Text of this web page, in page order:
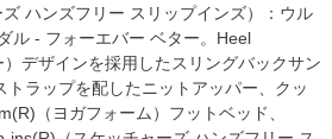
ハンズフリー スリップインズ）：ウル
ル - フォーエバー ベター。Heel
デザインを採用したスリングバックサン
トラップを配したニットアッパー、クッ
（ヨガフォーム）フットベッド、